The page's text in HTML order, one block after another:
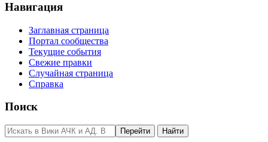
Навигация
Заглавная страница
Портал сообщества
Текущие события
Свежие правки
Случайная страница
Справка
Поиск